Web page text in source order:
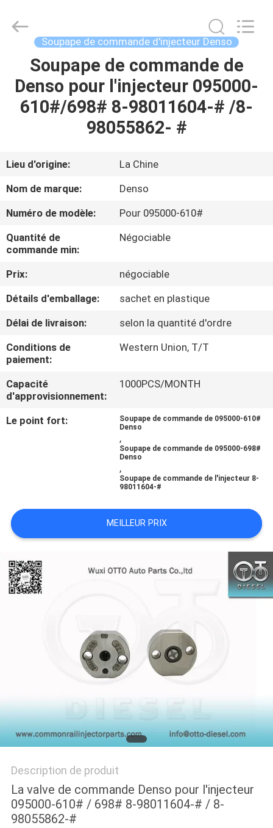
LA
MAISON
À
PROPOS
NOUS
DE
L'USINE
CONTRÔLE
QUALITÉ
CONTACTEZ-
LES
AFFAIRES
PLAN
OTTO
AUTO
Soupape de commande d'injecteur Denso
Soupape de commande de
Denso pour l'injecteur 095000-
610#/698# 8-98011604-# /8-
98055862- #
Lieu d'origine:
La Chine
Nom de marque:
Denso
Numéro de modèle:
Pour 095000-610#
Quantité de
commande min:
Négociable
Prix:
négociable
Détails d'emballage:
sachet en plastique
Délai de livraison:
selon la quantité d'ordre
Conditions de
paiement:
Western Union, T/T
Capacité
d'approvisionnement:
1000PCS/MONTH
Le point fort:
Soupape de commande de 095000-610#
Denso
,
Soupape de commande de 095000-698#
Denso
,
Soupape de commande de l'injecteur 8-
98011604-#
MEILLEUR PRIX
Description de produit
La valve de commande Denso pour l'injecteur
095000-610# / 698# 8-98011604-# / 8-
98055862-#